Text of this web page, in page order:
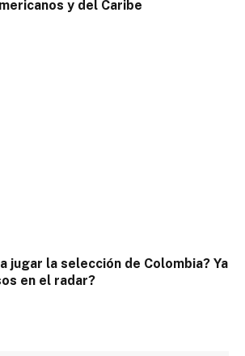
y del Caribe
jugar la selección de Colombia? Ya
en el radar?